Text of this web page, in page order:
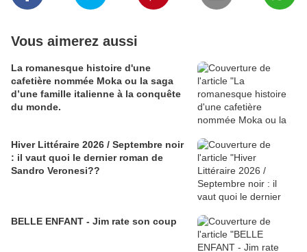
Vous aimerez aussi
La romanesque histoire d'une
cafetière nommée Moka ou la saga
d’une famille italienne à la conquête
du monde.
Hiver Littéraire 2026 / Septembre noir
: il vaut quoi le dernier roman de
Sandro Veronesi??
BELLE ENFANT - Jim rate son coup